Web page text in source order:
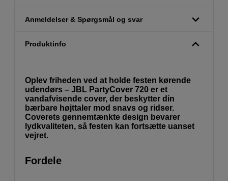
Anmeldelser & Spørgsmål og svar
Produktinfo
Oplev friheden ved at holde festen kørende
udendørs – JBL PartyCover 720 er et
vandafvisende cover, der beskytter din
bærbare højttaler mod snavs og ridser.
Coverets gennemtænkte design bevarer
lydkvaliteten, så festen kan fortsætte uanset
vejret.
Fordele